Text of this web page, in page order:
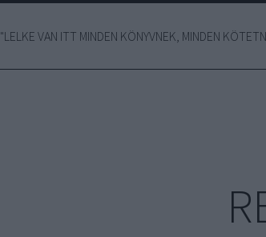
"LELKE VAN ITT MINDEN KÖNYVNEK, MINDEN